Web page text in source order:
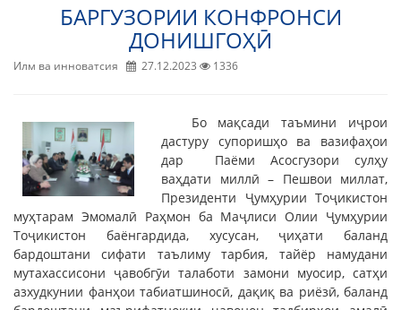
БАРГУЗОРИИ КОНФРОНСИ
ДОНИШГОҲӢ
Илм ва инноватсия 27.12.2023 1336
Бо мақсади таъмини иҷрои
дастуру супоришҳо ва вазифаҳои
дар Паёми Асосгузори сулҳу
ваҳдати миллӣ – Пешвои миллат,
Президенти Ҷумҳурии Тоҷикистон
муҳтарам Эмомалӣ Раҳмон ба Маҷлиси Олии Ҷумҳурии
Тоҷикистон баёнгардида, хусусан, ҷиҳати баланд
бардоштани сифати таълиму тарбия, тайёр намудани
мутахассисони ҷавобгӯи талаботи замони муосир, сатҳи
азхудкунии фанҳои табиатшиносӣ, дақиқ ва риёзӣ, баланд